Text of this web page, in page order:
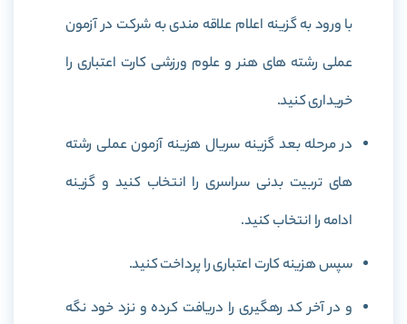
با ورود به گزینه اعلام علاقه مندی به شرکت در آزمون
عملی رشته های هنر و علوم ورزشی کارت اعتباری را
خریداری کنید.
در مرحله بعد گزینه سریال هزینه آزمون عملی رشته
های تربیت بدنی سراسری را انتخاب کنید و گزینه
ادامه را انتخاب کنید.
سپس هزینه کارت اعتباری را پرداخت کنید.
و در آخر کد رهگیری را دریافت کرده و نزد خود نگه